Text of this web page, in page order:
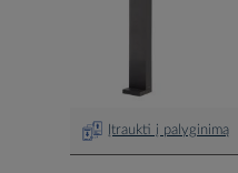
Įtraukti į palyginimą